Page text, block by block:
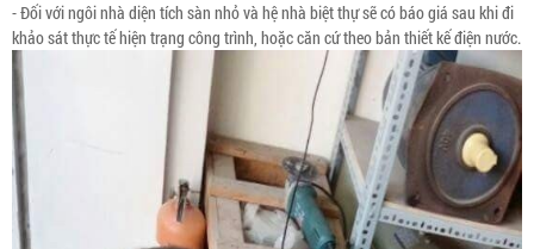
- Đối với ngôi nhà diện tích sàn nhỏ và hệ nhà biệt thự sẽ có báo giá sau khi đi
khảo sát thực tế hiện trạng công trình, hoặc căn cứ theo bản thiết kế điện nước.